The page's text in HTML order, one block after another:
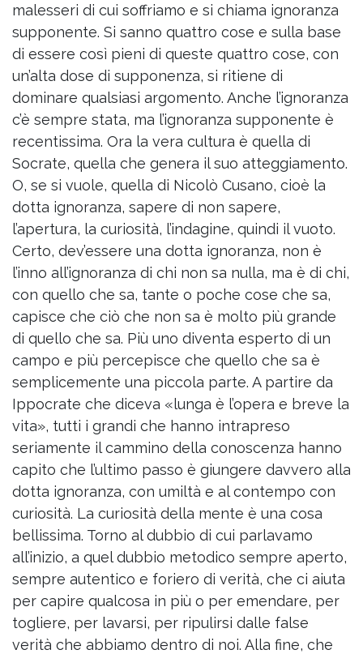
malesseri di cui soffriamo e si chiama ignoranza
supponente. Si sanno quattro cose e sulla base
di essere così pieni di queste quattro cose, con
un’alta dose di supponenza, si ritiene di
dominare qualsiasi argomento. Anche l’ignoranza
c’è sempre stata, ma l’ignoranza supponente è
recentissima. Ora la vera cultura è quella di
Socrate, quella che genera il suo atteggiamento.
O, se si vuole, quella di Nicolò Cusano, cioè la
dotta ignoranza, sapere di non sapere,
l’apertura, la curiosità, l’indagine, quindi il vuoto.
Certo, dev’essere una dotta ignoranza, non è
l’inno all’ignoranza di chi non sa nulla, ma è di chi,
con quello che sa, tante o poche cose che sa,
capisce che ciò che non sa è molto più grande
di quello che sa. Più uno diventa esperto di un
campo e più percepisce che quello che sa è
semplicemente una piccola parte. A partire da
Ippocrate che diceva «lunga è l’opera e breve la
vita», tutti i grandi che hanno intrapreso
seriamente il cammino della conoscenza hanno
capito che l’ultimo passo è giungere davvero alla
dotta ignoranza, con umiltà e al contempo con
curiosità. La curiosità della mente è una cosa
bellissima. Torno al dubbio di cui parlavamo
all’inizio, a quel dubbio metodico sempre aperto,
sempre autentico e foriero di verità, che ci aiuta
per capire qualcosa in più o per emendare, per
togliere, per lavarsi, per ripulirsi dalle false
verità che abbiamo dentro di noi. Alla fine, che